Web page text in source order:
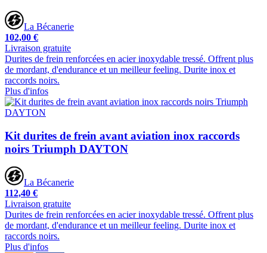
La Bécanerie
102,00 €
Livraison gratuite
Durites de frein renforcées en acier inoxydable tressé. Offrent plus
de mordant, d'endurance et un meilleur feeling. Durite inox et
raccords noirs.
Plus d'infos
Kit durites de frein avant aviation inox raccords
noirs Triumph DAYTON
La Bécanerie
112,40 €
Livraison gratuite
Durites de frein renforcées en acier inoxydable tressé. Offrent plus
de mordant, d'endurance et un meilleur feeling. Durite inox et
raccords noirs.
Plus d'infos